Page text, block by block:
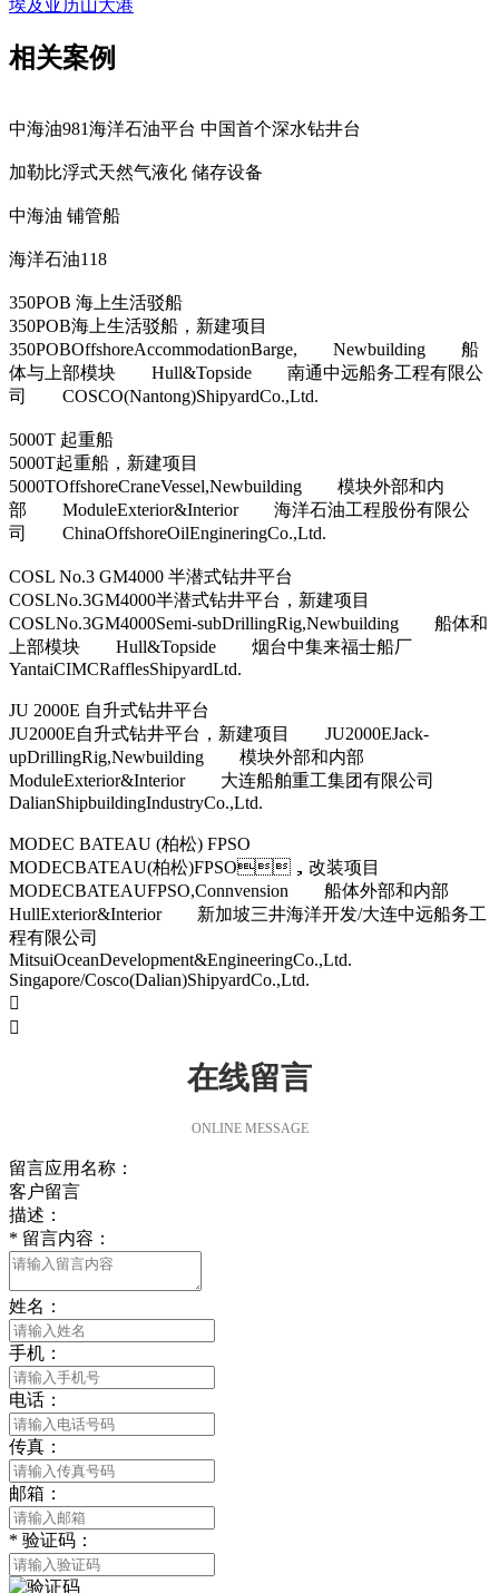
埃及亚历山大港
相关案例
中海油981海洋石油平台 中国首个深水钻井台
加勒比浮式天然气液化 储存设备
中海油 铺管船
海洋石油118
350POB 海上生活驳船
350POB海上生活驳船，新建项目
350POBOffshoreAccommodationBarge, Newbuilding 船
体与上部模块 Hull&Topside 南通中远船务工程有限公
司 COSCO(Nantong)ShipyardCo.,Ltd.
5000T 起重船
5000T起重船，新建项目
5000TOffshoreCraneVessel,Newbuilding 模块外部和内
部 ModuleExterior&Interior 海洋石油工程股份有限公
司 ChinaOffshoreOilEngineringCo.,Ltd.
COSL No.3 GM4000 半潜式钻井平台
COSLNo.3GM4000半潜式钻井平台，新建项目
COSLNo.3GM4000Semi-subDrillingRig,Newbuilding 船体和
上部模块 Hull&Topside 烟台中集来福士船厂
YantaiCIMCRafflesShipyardLtd.
JU 2000E 自升式钻井平台
JU2000E自升式钻井平台，新建项目 JU2000EJack-
upDrillingRig,Newbuilding 模块外部和内部
ModuleExterior&Interior 大连船舶重工集团有限公司
DalianShipbuildingIndustryCo.,Ltd.
MODEC BATEAU (柏松) FPSO
MODECBATEAU(柏松)FPSO，改装项目
MODECBATEAUFPSO,Connvension 船体外部和内部
HullExterior&Interior 新加坡三井海洋开发/大连中远船务工
程有限公司
MitsuiOceanDevelopment&EngineeringCo.,Ltd.
Singapore/Cosco(Dalian)ShipyardCo.,Ltd.


在线留言
ONLINE MESSAGE
留言应用名称：
客户留言
描述：
* 留言内容：
姓名：
手机：
电话：
传真：
邮箱：
* 验证码：